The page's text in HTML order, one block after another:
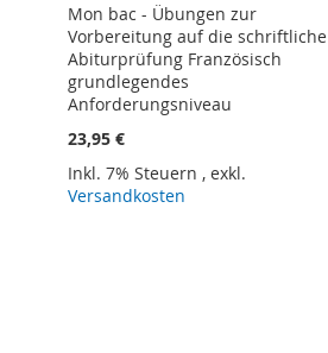
Mon bac - Übungen zur
Vorbereitung auf die schriftliche
Abiturprüfung Französisch
grundlegendes
Anforderungsniveau
23,95 €
Inkl. 7% Steuern , exkl.
Versandkosten
In den Warenkorb